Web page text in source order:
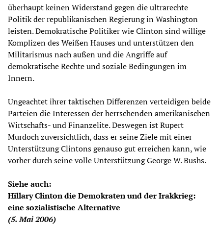
überhaupt keinen Widerstand gegen die ultrarechte
Politik der republikanischen Regierung in Washington
leisten. Demokratische Politiker wie Clinton sind willige
Komplizen des Weißen Hauses und unterstützen den
Militarismus nach außen und die Angriffe auf
demokratische Rechte und soziale Bedingungen im
Innern.
Ungeachtet ihrer taktischen Differenzen verteidigen beide
Parteien die Interessen der herrschenden amerikanischen
Wirtschafts- und Finanzelite. Deswegen ist Rupert
Murdoch zuversichtlich, dass er seine Ziele mit einer
Unterstützung Clintons genauso gut erreichen kann, wie
vorher durch seine volle Unterstützung George W. Bushs.
Siehe auch:
Hillary Clinton die Demokraten und der Irakkrieg:
eine sozialistische Alternative
(5. Mai 2006)